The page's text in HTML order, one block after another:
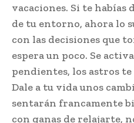
vacaciones. Si te habías
de tu entorno, ahora lo
con las decisiones que
espera un poco. Se
pendientes, los astros
Dale a tu vida unos
sentarán francamente
con ganas de relajarte,